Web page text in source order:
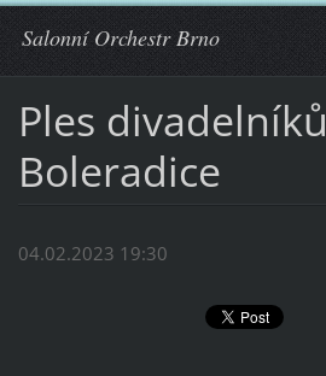
Salonní Orchestr Brno
Ples divadelníků
Boleradice
04.02.2023 19:30